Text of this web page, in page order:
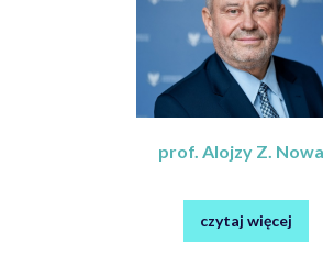
prof. Alojzy Z.
czytaj więcej